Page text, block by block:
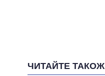
ЧИТАЙТЕ ТАКОЖ